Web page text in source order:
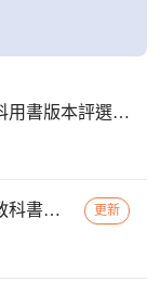
臺中市北區賴厝國民小學114學年度教科用書版本評選結果公告
臺中市龍井區龍海國民小學114學年度教科書評選結果 更新